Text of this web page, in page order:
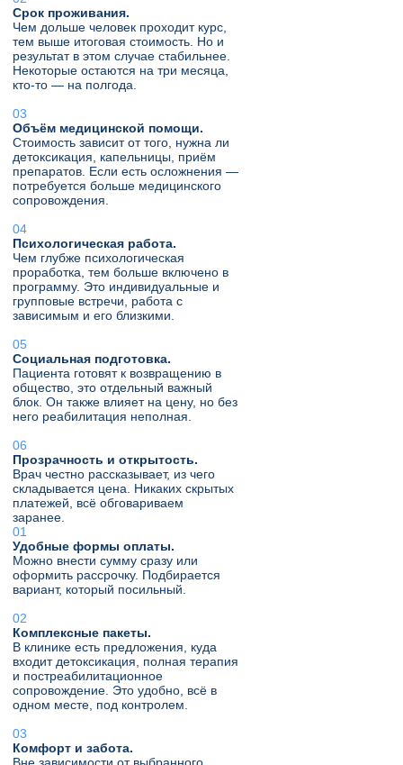
Срок проживания.
Чем дольше человек проходит курс,
тем выше итоговая стоимость. Но и
результат в этом случае стабильнее.
Некоторые остаются на три месяца,
кто-то — на полгода.
Объём медицинской помощи.
Стоимость зависит от того, нужна ли
детоксикация, капельницы, приём
препаратов. Если есть осложнения —
потребуется больше медицинского
сопровождения.
Психологическая работа.
Чем глубже психологическая
проработка, тем больше включено в
программу. Это индивидуальные и
групповые встречи, работа с
зависимым и его близкими.
Социальная подготовка.
Пациента готовят к возвращению в
общество, это отдельный важный
блок. Он также влияет на цену, но без
него реабилитация неполная.
Прозрачность и открытость.
Врач честно рассказывает, из чего
складывается цена. Никаких скрытых
платежей, всё обговариваем
заранее.
Удобные формы оплаты.
Можно внести сумму сразу или
оформить рассрочку. Подбирается
вариант, который посильный.
Комплексные пакеты.
В клинике есть предложения, куда
входит детоксикация, полная терапия
и постреабилитационное
сопровождение. Это удобно, всё в
одном месте, под контролем.
Комфорт и забота.